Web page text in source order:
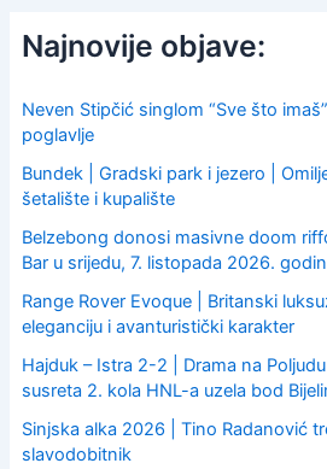
c
h
o
r
Najnovije objave:
Neven Stipčić singlom “Sve što
poglavlje
Bundek | Gradski park i jezero |
šetalište i kupalište
Belzebong donosi masivne doom
Bar u srijedu, 7. listopada 2026.
Range Rover Evoque | Britanski
eleganciju i avanturistički karakter
Hajduk – Istra 2-2 | Drama na
susreta 2. kola HNL-a uzela bod
Sinjska alka 2026 | Tino Radanović
slavodobitnik